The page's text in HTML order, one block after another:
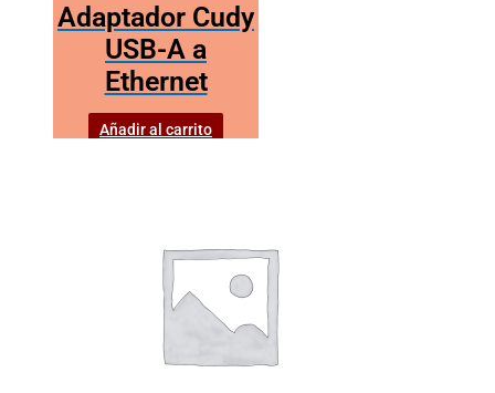
Adaptador Cudy
USB-A a
Ethernet
Añadir al carrito